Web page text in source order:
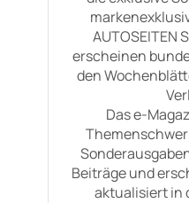
AUTOSEITEN
erscheinen
den
Das e-
Beiträge und
aktualisiert in